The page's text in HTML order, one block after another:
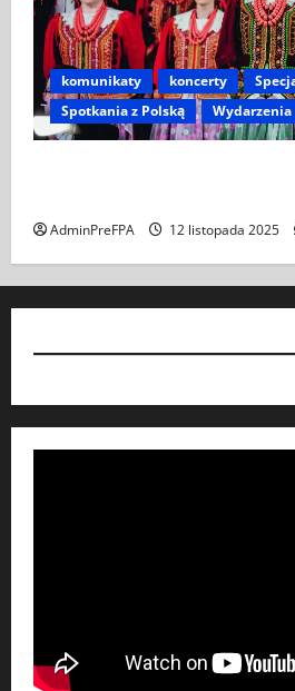
komunikaty koncerty
Spotkania z Polską
Wydarzenia
AdminPreFPA 12 listopada 2025